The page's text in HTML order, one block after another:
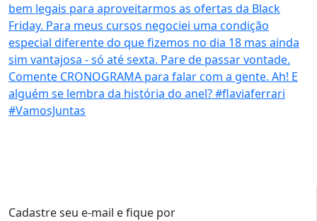
Cadastre seu e-mail e fique por